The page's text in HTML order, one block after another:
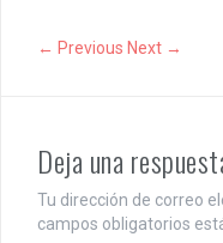
← Previous Next →
Deja una
Tu dirección de correo
campos obligatorios